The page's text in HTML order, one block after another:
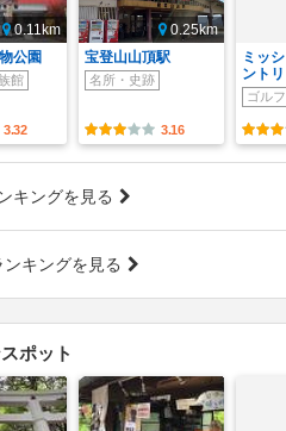
0.11km
公園
館
3.32
0.25km
宝登山山頂駅
名所・史跡
3.16
ミッ
ント
ゴル
キングを見る
キングを見る
ポット